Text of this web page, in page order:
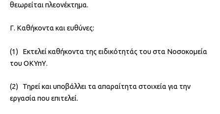
θεωρείται πλεονέκτημα.
Γ. Καθήκοντα και ευθύνες:
(1) Εκτελεί καθήκοντα της ειδικότητάς του στα Νοσοκομεία
του ΟΚΥπΥ.
(2) Τηρεί και υποβάλλει τα απαραίτητα στοιχεία για την
εργασία που επιτελεί.